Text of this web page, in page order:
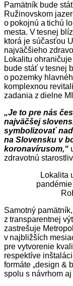
Pamätník bude
Ružinovskom
o pokojnú a tichú
mesta. V tesnej
ktorá je súčasťou
najväčšieho
Lokalitu
bude stáť v tesnej
o pozemky
komplexnou
zadania z dielne
„Je to pre nás
najväčšej
symbolizovať
na Slovensku v
koronavírusom,“
zdravotnú
Lokalita
Samotný
z transparentnej
zastrešuje
v najbližších
pre vytvorenie
respektíve
formáte „design &
spolu s návrhom